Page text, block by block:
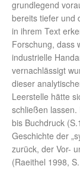
grundlegend
bereits tiefer und
in ihrem Text
Forschung, dass
industrielle
vernachlässigt
dieser
Leerstelle hätte
schließen
bis Buchdruck
Geschichte der
zurück, der Vor-
(Raeithel 1998,